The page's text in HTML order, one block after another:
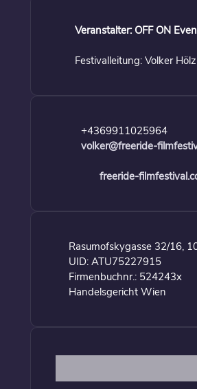
Veranstalter: OFF ON
Festivalleitung: Volker
+4369911025964
volker@freeride-
freeride-
Rasumofskygasse 32/16,
UID: ATU75227915
Firmenbuchnr.: 524243x
Handelsgericht Wien